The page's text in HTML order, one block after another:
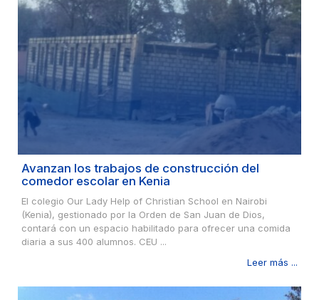
Avanzan los trabajos de construcción del
comedor escolar en Kenia
El colegio Our Lady Help of Christian School en Nairobi
(Kenia), gestionado por la Orden de San Juan de Dios,
contará con un espacio habilitado para ofrecer una comida
diaria a sus 400 alumnos. CEU ...
Leer más ...